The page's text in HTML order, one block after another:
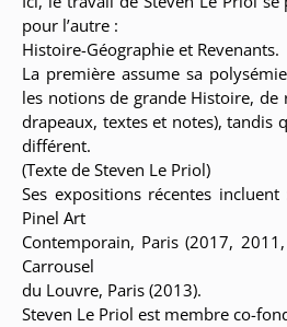
pour l’autre :
Histoire-Géographie et Revenants.
La première assume sa
les notions de grande Histoire,
drapeaux, textes et notes), tandis
différent.
(Texte de Steven Le Priol)
Ses expositions récentes
Pinel Art
Contemporain, Paris (2017,
Carrousel
du Louvre, Paris (2013).
Steven Le Priol est membre co-